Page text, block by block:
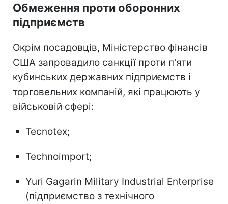
Обмеження проти оборонних
підприємств
Окрім посадовців, Міністерство фінансів
США запровадило санкції проти п'яти
кубинських державних підприємств і
торговельних компаній, які працюють у
військовій сфері:
Tecnotex;
Technoimport;
Yuri Gagarin Military Industrial Enterprise
(підприємство з технічного